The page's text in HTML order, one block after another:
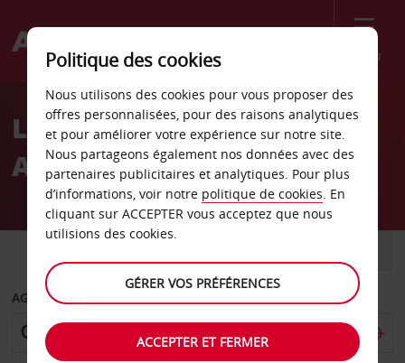
Menu
Welcome
AvisLocation de voiture
Argentine
AGENCE DE DÉPART
Politique des cookies
Nous utilisons des cookies pour vous proposer des
offres personnalisées, pour des raisons analytiques
et pour améliorer votre expérience sur notre site.
Nous partageons également nos données avec des
partenaires publicitaires et analytiques. Pour plus
d’informations, voir notre politique de cookies. En
cliquant sur ACCEPTER vous acceptez que nous
utilisions des cookies.
GÉRER VOS PRÉFÉRENCES
ACCEPTER ET FERMER